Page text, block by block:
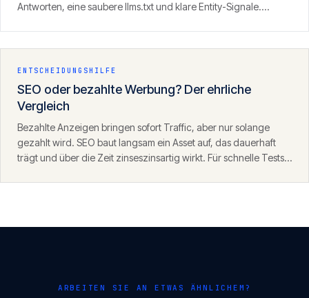
Antworten, eine saubere llms.txt und klare Entity-Signale.
ENTSCHEIDUNGSHILFE
SEO oder bezahlte Werbung? Der ehrliche
Vergleich
Bezahlte Anzeigen bringen sofort Traffic, aber nur solange
gezahlt wird. SEO baut langsam ein Asset auf, das dauerhaft
trägt und über die Zeit zinseszinsartig wirkt. Für schnelle Tests
ARBEITEN SIE AN ETWAS ÄHNLICHEM?